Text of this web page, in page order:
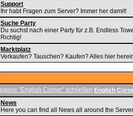
Support
Ihr habt Fragen zum Server? Immer her damit!
Suche Party
Du suchst nach einer Party für z.B. Endless
Richtig!
Marktplatz
Verkaufen? Tauschen? Kaufen? Alles hier
English
News
Here you can find all News all around the